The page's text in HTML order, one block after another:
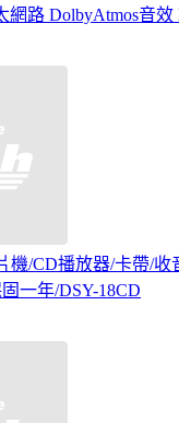
網路 DolbyAtmos音效
機/CD播放器/卡帶/收
一年/DSY-18CD